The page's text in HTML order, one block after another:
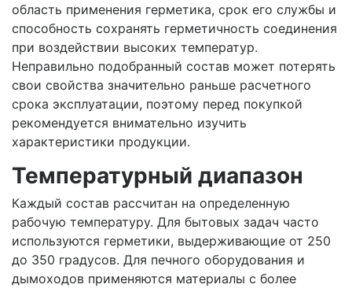
область применения герметика, срок его службы и
способность сохранять герметичность соединения
при воздействии высоких температур.
Неправильно подобранный состав может потерять
свои свойства значительно раньше расчетного
срока эксплуатации, поэтому перед покупкой
рекомендуется внимательно изучить
характеристики продукции.
Температурный диапазон
Каждый состав рассчитан на определенную
рабочую температуру. Для бытовых задач часто
используются герметики, выдерживающие от 250
до 350 градусов. Для печного оборудования и
дымоходов применяются материалы с более